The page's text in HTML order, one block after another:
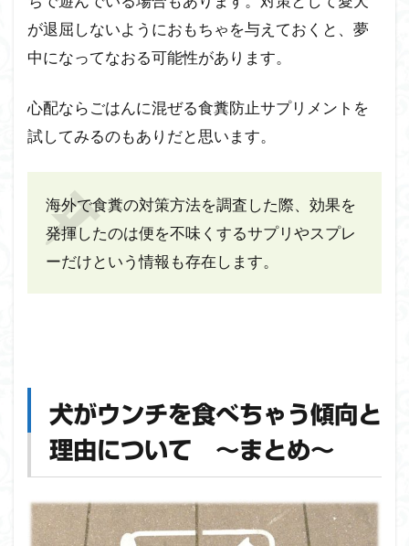
が退屈しないようにおもちゃを与えておくと、夢
中になってなおる可能性があります。
心配ならごはんに混ぜる食糞防止サプリメントを
試してみるのもありだと思います。
海外で食糞の対策方法を調査した際、効果を
発揮したのは便を不味くするサプリやスプレ
ーだけという情報も存在します。
犬がウンチを食べちゃう傾向と
理由について ～まとめ～